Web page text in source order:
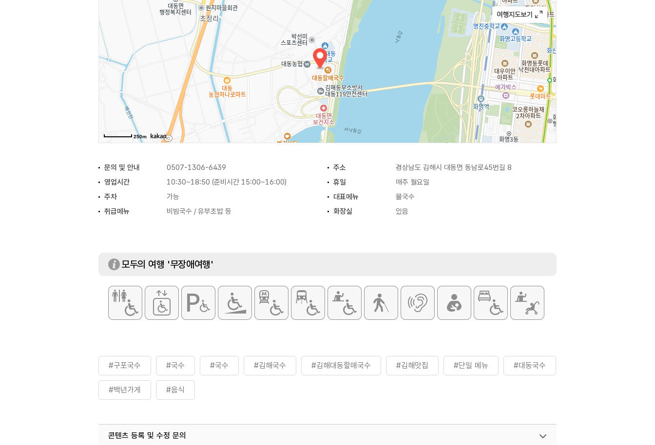
250m
문의 및 안내 0507-1306-6439 주소
경상남도 김해시 대동면 동남로45번길 8
영업시간
10:30~18:50 (준비시간 15:00~16:00) 휴일
매주 월요일
주차
가능 대표메뉴
물국수
취급메뉴
비빔국수 / 유부초밥 등 화장실 있음
모두의 여행 '무장애여행'
#구포국수 #국수 #국수 #김해국수 #김해대동할매국수 #김해맛집 #단일 메뉴 #대동국수
#백년가게 #음식
콘텐츠 등록 및 수정 문의